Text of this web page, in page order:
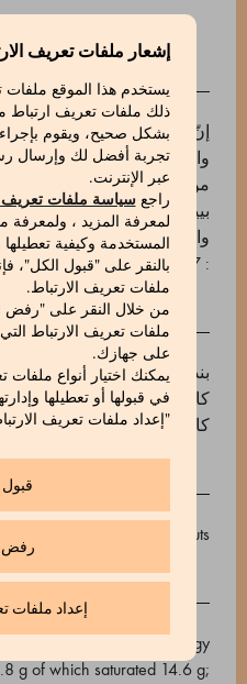
إشعار ملفات تعريف
يستخدم هذا الموقع ملفات
ذلك ملفات تعريف
بشكل صحيح، ويقوم
تجربة أفضل لك وإرسال
عبر الإنترنت.
راجعسياسة ملفات تعريف
لمعرفة المزيد ، ولمعرفة
المستخدمة وكيفية
بالنقر على "قبول الكل"،
ملفات تعريف الارتباط.
من خلال النقر على "رفض
ملفات تعريف الارتباط
على جهازك.
يمكنك اختيار أنواع ملفات
في قبولها أو تعطيلها
"إعداد ملفات تعريف
رفض
إعداد ملفات
والتي نقدمها ها هنا في نسخة
بييمونتي، ذات التحميص
والممزوجة مع الكَاكَاو
: 510621017_V
كاكاو بحد أدنى 29%.
sesame, soya and peanuts
values ​​per 100g: Energy
g of which saturated 14.6 g;